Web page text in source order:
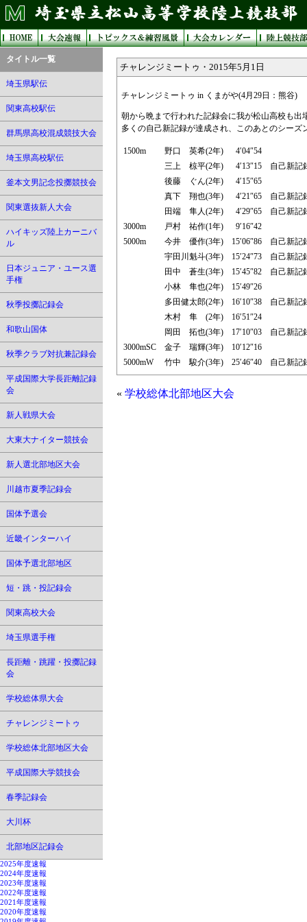
タイトル一覧
埼玉県駅伝
関東高校駅伝
群馬県高校混成競技大会
埼玉県高校駅伝
釜本文男記念投擲競技会
関東選抜新人大会
ハイキッズ陸上カーニバ
ル
日本ジュニア・ユース選
手権
秋季投擲記録会
和歌山国体
秋季クラブ対抗兼記録会
平成国際大学長距離記録
会
新人戦県大会
大東大ナイター競技会
新人選北部地区大会
川越市夏季記録会
国体予選会
近畿インターハイ
国体予選北部地区
短・跳・投記録会
関東高校大会
埼玉県選手権
長距離・跳躍・投擲記録
会
学校総体県大会
チャレンジミートゥ
学校総体北部地区大会
平成国際大学競技会
春季記録会
大川杯
北部地区記録会
2025年度速報
2024年度速報
2023年度速報
2022年度速報
2021年度速報
2020年度速報
チャレンジミートゥ・2015年5月1日
チャレンジミートゥ in くまがや(4月29日：熊谷)
朝から晩まで行われた記録会に我が松山高校も出
多くの自己新記録が達成され、このあとのシーズ
1500m 野口 英希(2年)
4′04″54
三上 椋平(2年)
4′13″15
自己新記
後藤 ぐん(2年)
4′15″65
真下 翔也(3年)
4′21″65
自己新記
田端 隼人(2年)
4′29″65
自己新記
3000m
戸村 祐作(1年)
9′16″42
5000m
今井 優作(3年) 15′06″86
自己新記
宇田川魁斗(3年)
15′24″73
自己新記
田中 蒼生(3年)
15′45″82
自己新記
小林 隼也(2年)
15′49″26
多田健太郎(2年)
16′10″38
自己新記
木村 隼 (2年)
16′51″24
岡田 拓也(3年)
17′10″03
自己新記
3000mSC
金子 瑞輝(3年)
10′12″16
5000mW
竹中 駿介(3年) 25′46″40 自己新記
« 学校総体北部地区大会